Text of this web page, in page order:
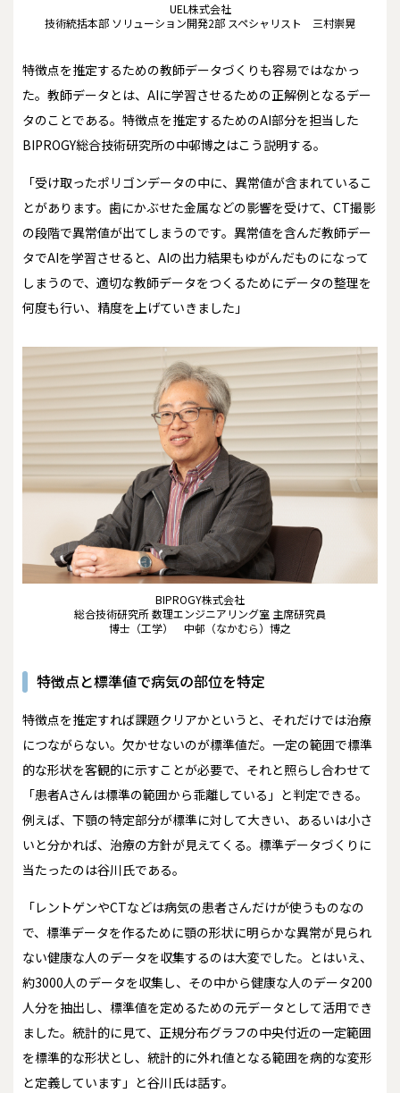
UEL株式会社
技術統括本部 ソリューション開発2部 スペシャリスト 三村崇晃
特徴点を推定するための教師データづくりも容易ではなかっ
た。教師データとは、AIに学習させるための正解例となるデー
タのことである。特徴点を推定するためのAI部分を担当した
BIPROGY総合技術研究所の中邨博之はこう説明する。
「受け取ったポリゴンデータの中に、異常値が含まれているこ
とがあります。歯にかぶせた金属などの影響を受けて、CT撮影
の段階で異常値が出てしまうのです。異常値を含んだ教師デー
タでAIを学習させると、AIの出力結果もゆがんだものになって
しまうので、適切な教師データをつくるためにデータの整理を
何度も行い、精度を上げていきました」
BIPROGY株式会社
総合技術研究所 数理エンジニアリング室 主席研究員
博士（工学） 中邨（なかむら）博之
特徴点と標準値で病気の部位を特定
特徴点を推定すれば課題クリアかというと、それだけでは治療
につながらない。欠かせないのが標準値だ。一定の範囲で標準
的な形状を客観的に示すことが必要で、それと照らし合わせて
「患者Aさんは標準の範囲から乖離している」と判定できる。
例えば、下顎の特定部分が標準に対して大きい、あるいは小さ
いと分かれば、治療の方針が見えてくる。標準データづくりに
当たったのは谷川氏である。
「レントゲンやCTなどは病気の患者さんだけが使うものなの
で、標準データを作るために顎の形状に明らかな異常が見られ
ない健康な人のデータを収集するのは大変でした。とはいえ、
約3000人のデータを収集し、その中から健康な人のデータ200
人分を抽出し、標準値を定めるための元データとして活用でき
ました。統計的に見て、正規分布グラフの中央付近の一定範囲
を標準的な形状とし、統計的に外れ値となる範囲を病的な変形
と定義しています」と谷川氏は話す。